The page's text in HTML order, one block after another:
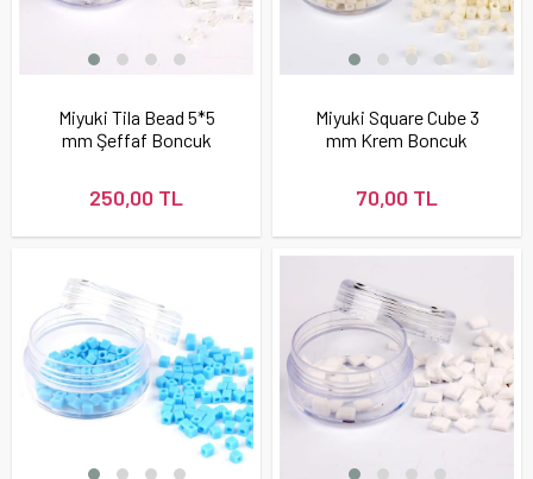
Miyuki Tila Bead 5*5
mm Şeffaf Boncuk
250,00 TL
Miyuki Square Cube 3
mm Krem Boncuk
70,00 TL